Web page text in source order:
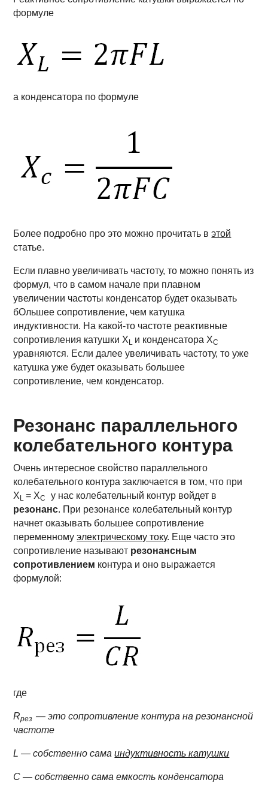
формуле
а конденсатора по формуле
Более подробно про это можно прочитать вэтой
статье.
Если плавно увеличивать частоту, то можно понять из
формул, что в самом начале при плавном
увеличении частоты конденсатор будет оказывать
бОльшее сопротивление, чем катушка
индуктивности. На какой-то частоте реактивные
сопротивления катушки XL и конденсатора XC
уравняются. Если далее увеличивать частоту, то уже
катушка уже будет оказывать большее
сопротивление, чем конденсатор.
Резонанс параллельного
колебательного контура
Очень интересное свойство параллельного
колебательного контура заключается в том, что при
ХL= ХСу нас колебательный контур войдет в
резонанс. При резонансе колебательный контур
начнет оказывать большее сопротивление
переменномуэлектрическому току. Еще часто это
сопротивление называют резонансным
сопротивлением контура и оно выражается
формулой:
где
Rрез— это сопротивление контура на резонансной
частоте
L — собственно самаиндуктивность катушки
C — собственно сама емкость конденсатора